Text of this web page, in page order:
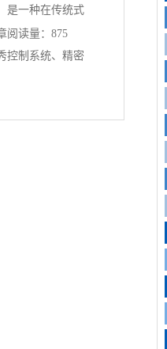
阅读量：875
是一种在传统式
控制系统、精密